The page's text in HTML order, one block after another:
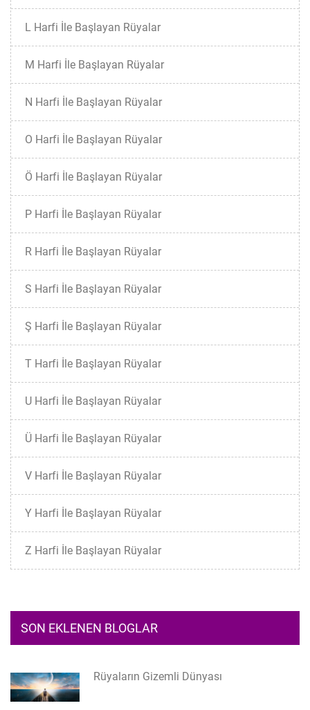
L Harfi İle Başlayan Rüyalar
M Harfi İle Başlayan Rüyalar
N Harfi İle Başlayan Rüyalar
O Harfi İle Başlayan Rüyalar
Ö Harfi İle Başlayan Rüyalar
P Harfi İle Başlayan Rüyalar
R Harfi İle Başlayan Rüyalar
S Harfi İle Başlayan Rüyalar
Ş Harfi İle Başlayan Rüyalar
T Harfi İle Başlayan Rüyalar
U Harfi İle Başlayan Rüyalar
Ü Harfi İle Başlayan Rüyalar
V Harfi İle Başlayan Rüyalar
Y Harfi İle Başlayan Rüyalar
Z Harfi İle Başlayan Rüyalar
SON EKLENEN BLOGLAR
Rüyaların Gizemli Dünyası